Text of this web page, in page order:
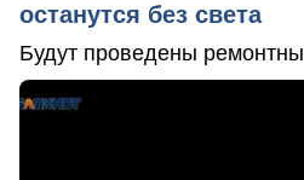
останутся без света
Будут проведены